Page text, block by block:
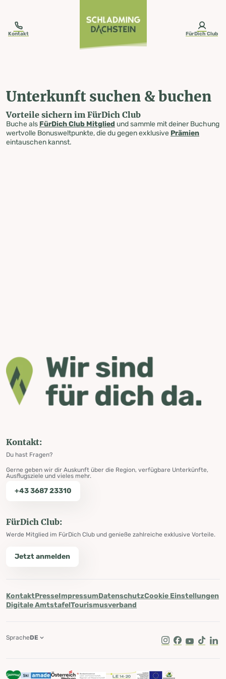
Kontakt FürDich Club
Unterkunft suchen & buchen
Vorteile sichern im FürDich Club
Buche als FürDich Club Mitglied und sammle mit deiner Buchung
wertvolle Bonusweltpunkte, die du gegen exklusive Prämien
eintauschen kannst.
Kontakt:
Du hast Fragen?
Gerne geben wir dir Auskunft über die Region, verfügbare Unterkünfte,
Ausflugsziele und vieles mehr.
+43 3687 23310
FürDich Club:
Werde Mitglied im FürDich Club und genieße zahlreiche exklusive Vorteile.
Jetzt anmelden
KontaktPresseImpressumDatenschutzCookie Einstellungen
Digitale AmtstafelTourismusverband
Instagram
Facebook
Youtube
Tik Tok
SpracheDE